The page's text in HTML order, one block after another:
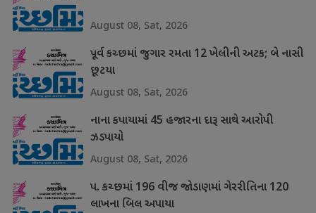
August 08, Sat, 2026
પૂર્વ કચ્છમાં જુગાર રમતા 12 ખેલીની અટક; બે નાસી
છૂટયા
August 08, Sat, 2026
નાના કપાયામાં 45 હજારના દારૂ સાથે આરોપી
ઝડપાયો
August 08, Sat, 2026
પ. કચ્છમાં 196 વીજ જોડાણમાં ગેરરીતિના 120
લાખના બિલ અપાયા